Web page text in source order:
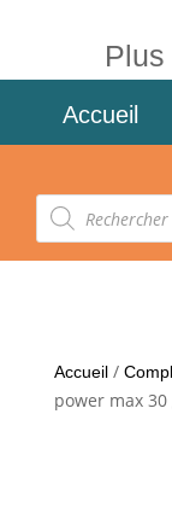
Accueil
Recherche
produits
Accueil/
power max